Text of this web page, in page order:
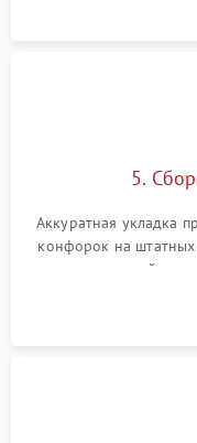
5.
Аккуратная укладка
конфорок на штатных
проверкой
термостойкого